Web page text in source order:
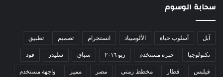
سحابة الوسوم
آبل أسلوب حياة الألومبياد انستجرام تصميم تطبيق
تكنولوجيا خبرة مستخدم ريو ٢٠١٦ سباق سليدر فود
فيلبس قطار مخطط زمني مصر مميز واجهة مستخدم